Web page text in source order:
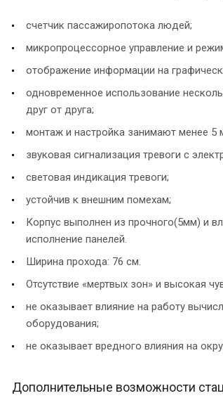
счетчик пассажиропотока людей;
микропроцессорное управление и
отображение информации на
одновременное использование
друг от друга;
монтаж и настройка занимают менее 5
звуковая сигнализация тревоги с
световая индикация тревоги;
устойчив к внешним помехам;
Корпус выполнен из прочного(5мм) и
исполнение панелей.
Ширина прохода: 76 см.
Отсутствие «мертвых зон» и высокая
не оказывает влияние на работу
оборудования;
не оказывает вредного влияния на
Дополнительные возможности